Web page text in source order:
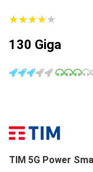
★★★★★
★★★★★
130 Giga
TIM 5G Power